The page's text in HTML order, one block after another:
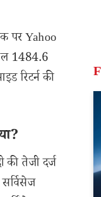
पर Yahoo
1484.6
रिटर्न की
तेजी दर्ज